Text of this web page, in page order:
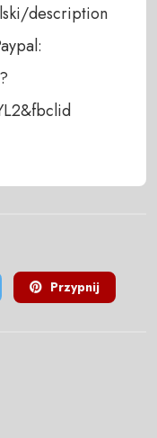
description
Przypnij